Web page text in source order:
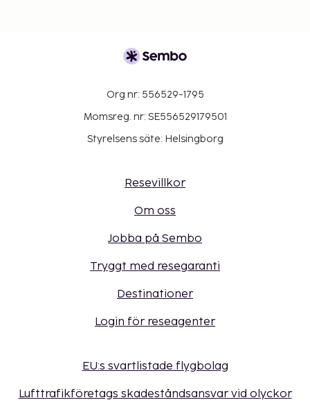
Org nr: 556529-1795
Momsreg. nr: SE556529179501
Styrelsens säte: Helsingborg
Resevillkor
Om oss
Jobba på Sembo
Tryggt med resegaranti
Destinationer
Login för reseagenter
EU:s svartlistade flygbolag
Lufttrafikföretags skadeståndsansvar vid olyckor